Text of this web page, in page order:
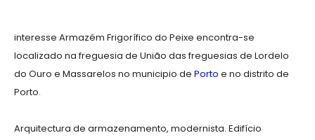
interesse Armazém Frigorífico do Peixe encontra-se
localizado na freguesia de União das freguesias de Lordelo
do Ouro e Massarelos no municipio de Porto e no distrito de
Porto.
Arquitectura de armazenamento, modernista. Edifício